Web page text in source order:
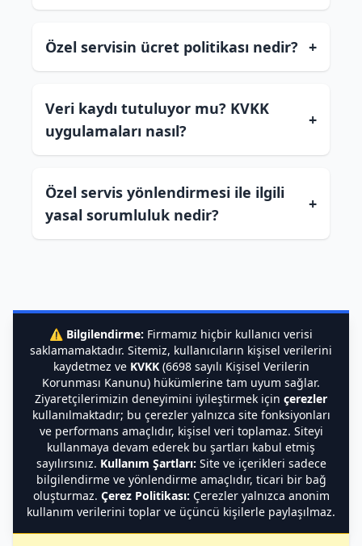
Özel servisin ücret politikası nedir? +
Veri kaydı tutuluyor mu? KVKK
uygulamaları nasıl?
+
Özel servis yönlendirmesi ile ilgili
yasal sorumluluk nedir?
+
⚠️ Bilgilendirme: Firmamız hiçbir kullanıcı verisi
saklamamaktadır. Sitemiz, kullanıcıların kişisel verilerini
kaydetmez ve KVKK(6698 sayılı Kişisel Verilerin
Korunması Kanunu) hükümlerine tam uyum sağlar.
Ziyaretçilerimizin deneyimini iyileştirmek için çerezler
kullanılmaktadır; bu çerezler yalnızca site fonksiyonları
ve performans amaçlıdır, kişisel veri toplamaz. Siteyi
kullanmaya devam ederek bu şartları kabul etmiş
sayılırsınız. Kullanım Şartları: Site ve içerikleri sadece
bilgilendirme ve yönlendirme amaçlıdır, ticari bir bağ
oluşturmaz. Çerez Politikası: Çerezler yalnızca anonim
kullanım verilerini toplar ve üçüncü kişilerle paylaşılmaz.